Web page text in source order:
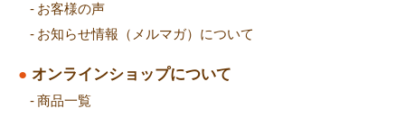
お客様の声
お知らせ情報（メルマガ）について
オンラインショップについて
商品一覧